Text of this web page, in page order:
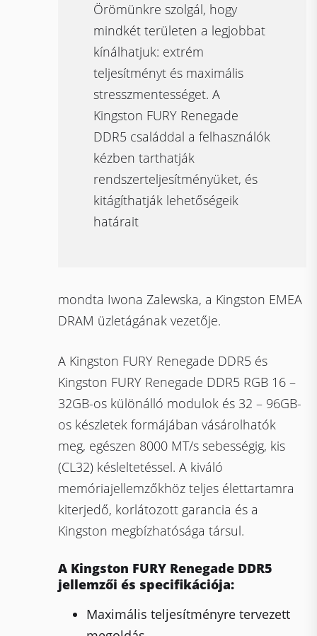
Örömünkre szolgál, hogy
mindkét területen a legjobbat
kínálhatjuk: extrém
teljesítményt és maximális
stresszmentességet. A
Kingston FURY Renegade
DDR5 családdal a felhasználók
kézben tarthatják
rendszerteljesítményüket, és
kitágíthatják lehetőségeik
határait
mondta Iwona Zalewska, a Kingston EMEA
DRAM üzletágának vezetője.
A Kingston FURY Renegade DDR5 és
Kingston FURY Renegade DDR5 RGB 16 –
32GB-os különálló modulok és 32 – 96GB-
os készletek formájában vásárolhatók
meg, egészen 8000 MT/s sebességig, kis
(CL32) késleltetéssel. A kiváló
memóriajellemzőkhöz teljes élettartamra
kiterjedő, korlátozott garancia és a
Kingston megbízhatósága társul.
A Kingston FURY Renegade DDR5
jellemzői és specifikációja:
Maximális teljesítményre tervezett